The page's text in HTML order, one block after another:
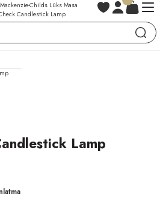
Lamp